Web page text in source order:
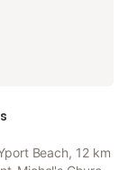
Beach, 12 km